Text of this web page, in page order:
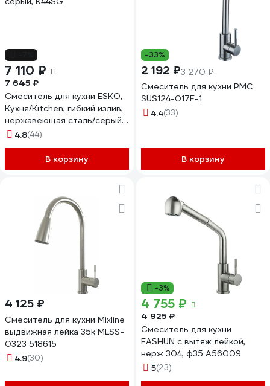
7 110 ₽
7 645 ₽
Смеситель для кухни ESKO,
Кухня/Kitchen, гибкий излив,
нержавеющая сталь/серый,
K44SG
4.8(44)
В корзину
-33%
2 192 ₽3 270 ₽
Смеситель для кухни РМС
SUS124-017F-1
4.4(33)
В корзину
4 125 ₽
Смеситель для кухни Mixline
выдвижная лейка 35k MLSS-
0323 518615
4.9(30)
-3%
4 755 ₽
4 925 ₽
Смеситель для кухни
FASHUN с вытяж лейкой,
нерж 304, ф35 A56009
5(23)